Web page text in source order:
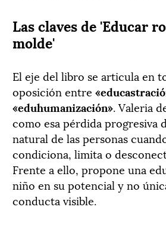
Las claves de 'Educar
molde'
El eje del libro se articula en
oposición entre
«eduhumanización». Valeria
como esa pérdida progresiva
natural de las personas
condiciona, limita o
Frente a ello, propone una
niño en su potencial y no
conducta visible.